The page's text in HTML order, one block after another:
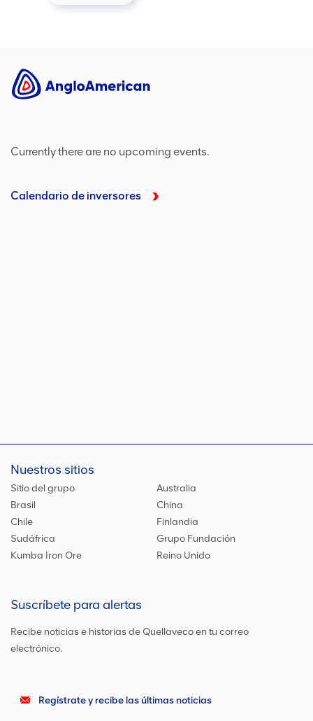
Currently there are no upcoming events.
Calendario de inversores
Nuestros sitios
Sitio del grupo
Australia
Brasil
China
Chile
Finlandia
Sudáfrica
Grupo Fundación
Kumba Iron Ore
Reino Unido
Suscríbete para alertas
Recibe noticias e historias de Quellaveco en tu correo
electrónico.
Regístrate y recibe las últimas noticias